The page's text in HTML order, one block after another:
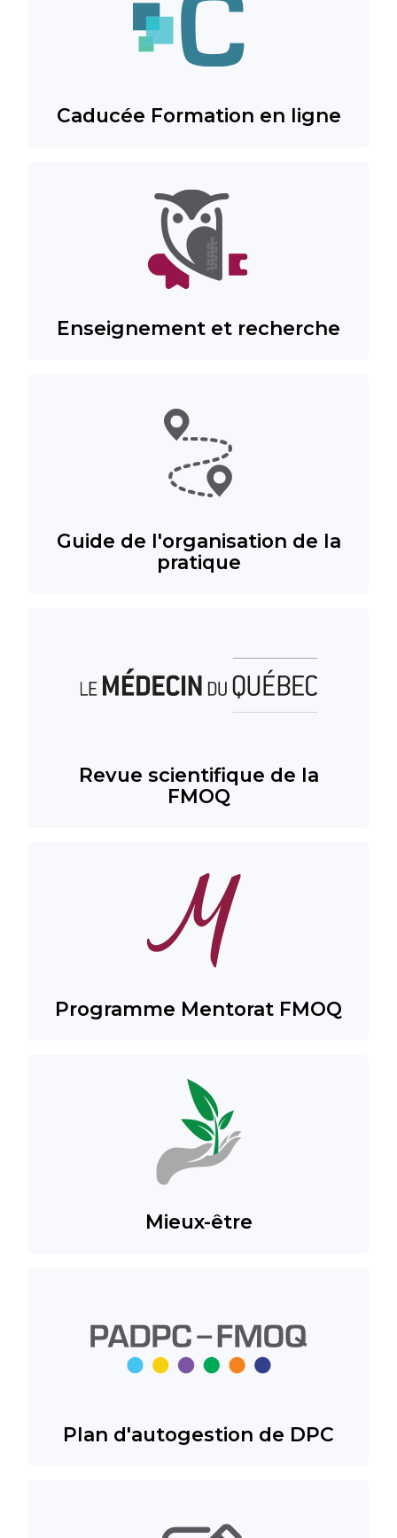
Caducée Formation en ligne
Enseignement et recherche
Guide de l'organisation de la
pratique
Revue scientifique de la
FMOQ
Programme Mentorat FMOQ
Mieux-être
Plan d'autogestion de DPC